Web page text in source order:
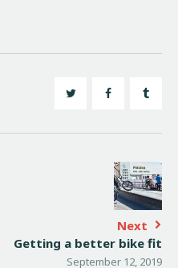
Next
Getting a better bike fit
September 12, 2019